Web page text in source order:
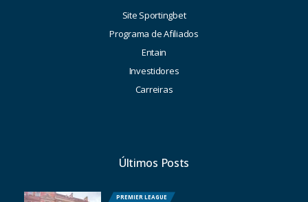
Site Sportingbet
Programa de Afiliados
Entain
Investidores
Carreiras
Últimos Posts
PREMIER LEAGUE